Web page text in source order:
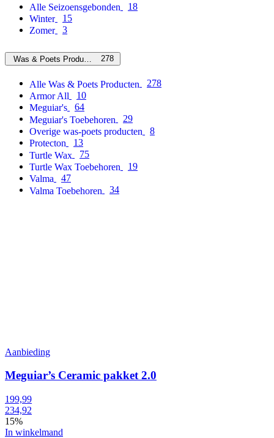
Alle Seizoensgebonden
18
Winter
15
Zomer
3
Was & Poets Producten 278
Alle Was & Poets Producten
278
Armor All
10
Meguiar's
64
Meguiar's Toebehoren
29
Overige was-poets producten
8
Protecton
13
Turtle Wax
75
Turtle Wax Toebehoren
19
Valma
47
Valma Toebehoren
34
Aanbieding
Meguiar’s Ceramic pakket 2.0
199,99
234,92
15%
In winkelmand